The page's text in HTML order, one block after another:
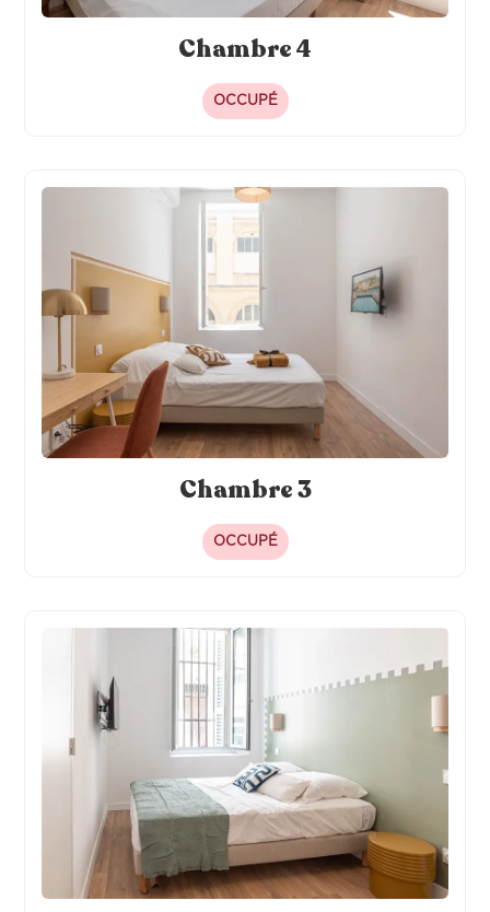
Chambre 4
OCCUPÉ
Chambre 3
OCCUPÉ